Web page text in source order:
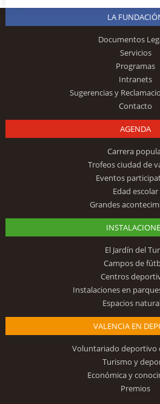
LA
Documentos
Servicios
Programas
Intranets
Sugerencias y
Contacto
AGENDA
Carrera
Trofeos ciudad de
Eventos
Edad escolar
Grandes
El Jardín del
Campos de
Centros
Instalaciones en
Espacios
VALENCIA EN
Voluntariado deportivo
Turismo y
Económica y
Premios